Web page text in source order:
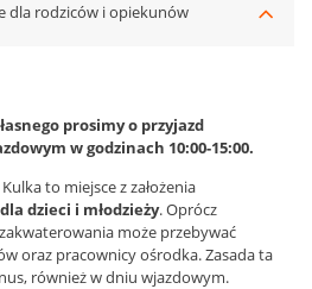
dla rodziców i opiekunów
prosimy o przyjazd
w godzinach 10:00-15:00.
to miejsce z założenia
dzieci i młodzieży. Oprócz
może przebywać
oraz pracownicy ośrodka. Zasada ta
również w dniu wjazdowym.